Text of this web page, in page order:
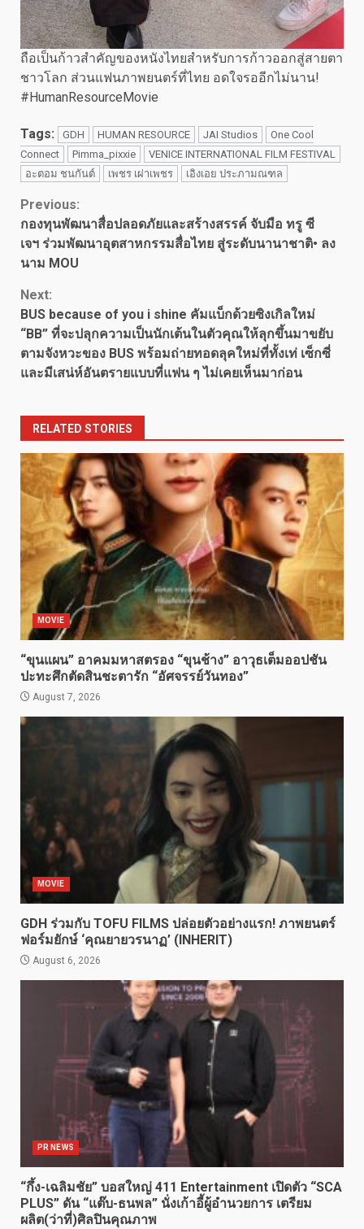
ถือเป็นก้าวสำคัญของหนังไทยสำหรับการก้าวออกสู่สายตา
ชาวโลก ส่วนแฟนภาพยนตร์ที่ไทย อดใจรออีกไม่นาน!
#HumanResourceMovie
Tags: GDH HUMAN RESOURCE JAI Studios
One Cool
Connect
Pimma_pixxie
VENICE INTERNATIONAL FILM FESTIVAL
อะตอม ชนกันต์
เพชร เผ่าเพชร เอิงเอย ประภามณฑล
Continue
Reading
Previous:
กองทุนพัฒนาสื่อปลอดภัยและสร้างสรรค์ จับมือ ทรู ซี
เจฯ ร่วมพัฒนาอุตสาหกรรมสื่อไทย สู่ระดับนานาชาติ• ลง
นาม MOU
Next:
BUS because of you i shine คัมแบ็กด้วยซิงเกิลใหม่
“BB” ที่จะปลุกความเป็นนักเต้นในตัวคุณให้ลุกขึ้นมาขยับ
ตามจังหวะของ BUS พร้อมถ่ายทอดลุคใหม่ที่ทั้งเท่ เซ็กซี่
และมีเสน่ห์อันตรายแบบที่แฟน ๆ ไม่เคยเห็นมาก่อน
RELATED STORIES
MOVIE
“ขุนแผน” อาคมมหาสตรอง “ขุนช้าง” อาวุธเต็มออปชัน
ปะทะศึกตัดสินชะตารัก “อัศจรรย์วันทอง”
August 7, 2026
MOVIE
GDH ร่วมกับ TOFU FILMS ปล่อยตัวอย่างแรก! ภาพยนตร์
ฟอร์มยักษ์ ‘คุณยายวรนาฏ’ (INHERIT)
August 6, 2026
PR NEWS
“กึ้ง-เฉลิมชัย” บอสใหญ่ 411 Entertainment เปิดตัว “SCA
PLUS” ดัน “แต๊บ-ธนพล” นั่งเก้าอี้ผู้อำนวยการ เตรียม
ผลิต(ว่าที่)ศิลปินคุณภาพ